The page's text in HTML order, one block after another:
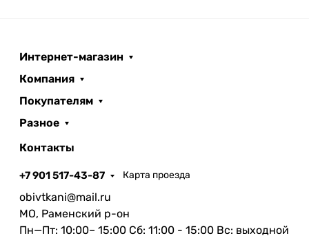
Интернет-магазин
Компания
Покупателям
Разное
Контакты
+7 901 517-43-87 Карта проезда
obivtkani@mail.ru
МО, Раменский р-он
Пн—Пт: 10:00– 15:00 Сб: 11:00 - 15:00 Вс: выходной